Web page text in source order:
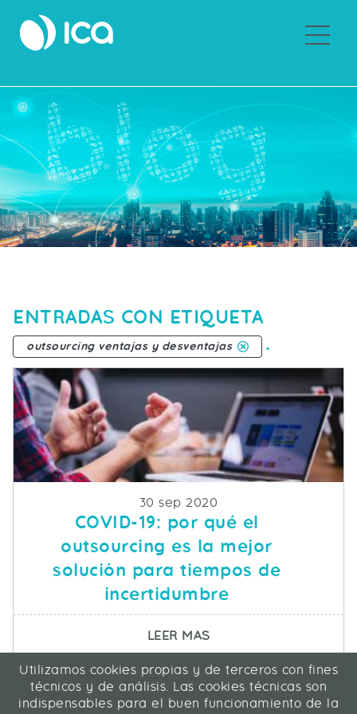
ENTRADAS CON ETIQUETA
outsourcing ventajas y desventajas .
Fecha de publicacion
30 sep 2020
COVID-19: por qué el
outsourcing es la mejor
solución para tiempos de
incertidumbre
LEER MASSOBRE COVID-19:
ICA Informática y Comunicaciones Avanzadas SL
C/ La Rábida 27, 28039 Madrid
Utilizamos cookies propias y de terceros con fines
técnicos y de análisis. Las cookies técnicas son
indispensables para el buen funcionamiento de la